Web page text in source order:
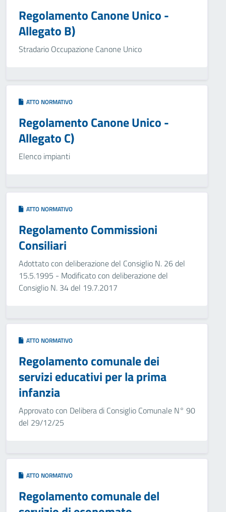
Regolamento Canone Unico -
Allegato B)
Stradario Occupazione Canone Unico
ATTO NORMATIVO
Regolamento Canone Unico -
Allegato C)
Elenco impianti
ATTO NORMATIVO
Regolamento Commissioni
Consiliari
Adottato con deliberazione del Consiglio N. 26 del
15.5.1995 - Modificato con deliberazione del
Consiglio N. 34 del 19.7.2017
ATTO NORMATIVO
Regolamento comunale dei
servizi educativi per la prima
infanzia
Approvato con Delibera di Consiglio Comunale N° 90
del 29/12/25
ATTO NORMATIVO
Regolamento comunale del